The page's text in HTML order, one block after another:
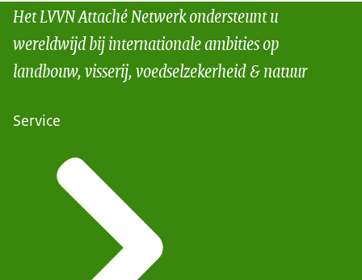
Het LVVN Attaché Netwerk ondersteunt u
wereldwijd bij internationale ambities op
landbouw, visserij, voedselzekerheid & natuur
Service